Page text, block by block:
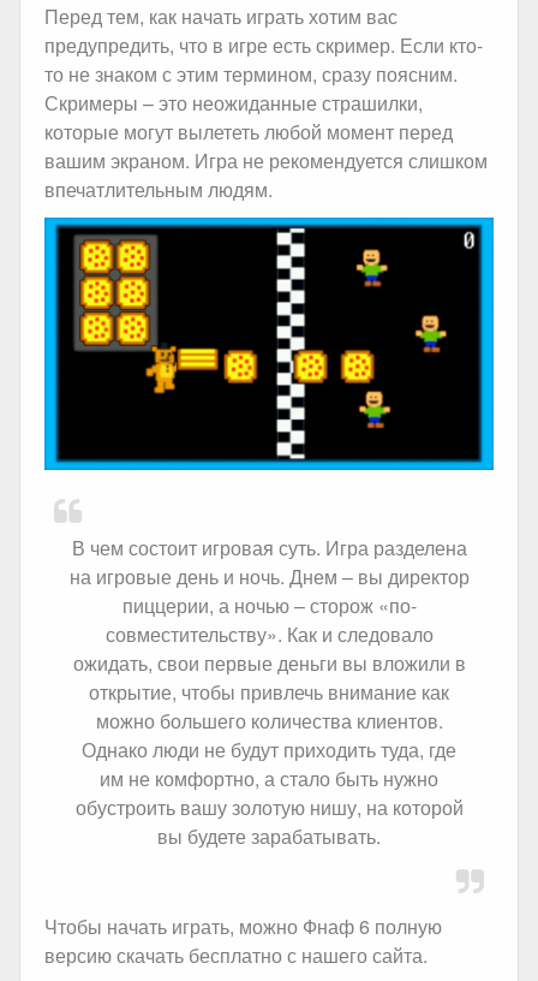
Перед тем, как начать играть хотим вас
предупредить, что в игре есть скример. Если кто-
то не знаком с этим термином, сразу поясним.
Скримеры – это неожиданные страшилки,
которые могут вылететь любой момент перед
вашим экраном. Игра не рекомендуется слишком
впечатлительным людям.
В чем состоит игровая суть. Игра разделена
на игровые день и ночь. Днем – вы директор
пиццерии, а ночью – сторож «по-
совместительству». Как и следовало
ожидать, свои первые деньги вы вложили в
открытие, чтобы привлечь внимание как
можно большего количества клиентов.
Однако люди не будут приходить туда, где
им не комфортно, а стало быть нужно
обустроить вашу золотую нишу, на которой
вы будете зарабатывать.
Чтобы начать играть, можно Фнаф 6 полную
версию скачать бесплатно с нашего сайта.